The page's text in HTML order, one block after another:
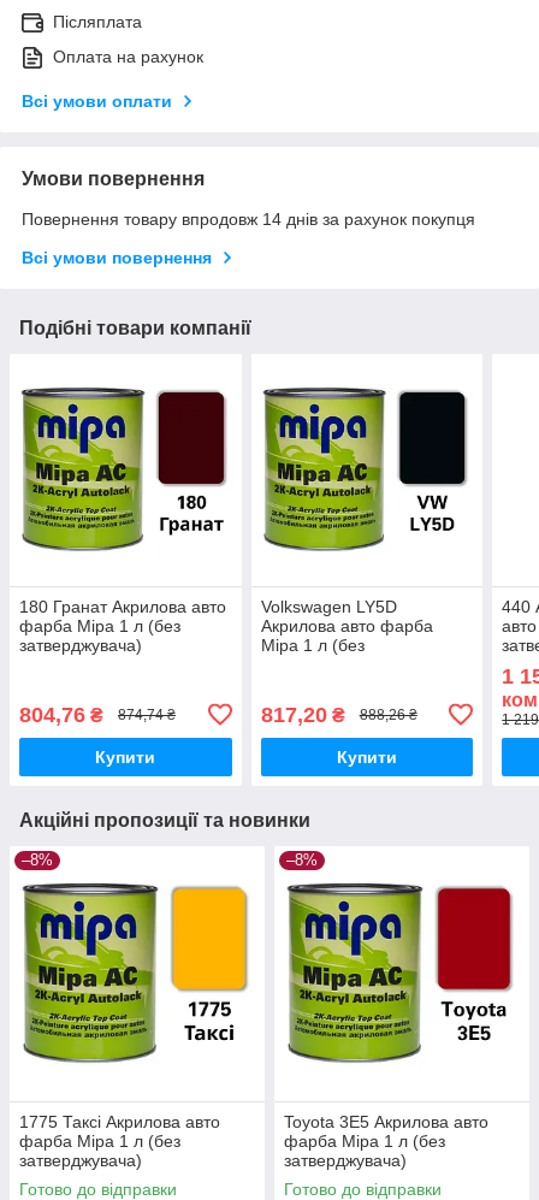
Післяплата
Оплата на рахунок
Всі умови оплати
Умови повернення
Повернення товару впродовж 14 днів за рахунок покупця
Всі умови повернення
Подібні товари компанії
180 Гранат Акрилова авто
фарба Mipa 1 л (без
затверджувача)
804,76 ₴ 874,74 ₴
Купити
Volkswagen LY5D
Акрилова авто фарба
Mipa 1 л (без
817,20₴ 888,26 ₴
Купити
440
1
1
Акційні пропозиції та новинки
–8%
1775 Таксі Акрилова авто
фарба Mipa 1 л (без
затверджувача)
Готово до відправки
–8%
Toyota 3E5 Акрилова авто
фарба Mipa 1 л (без
затверджувача)
Готово до відправки